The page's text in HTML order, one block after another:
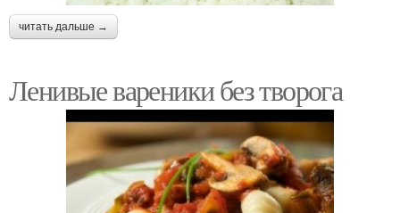
читать дальше →
Ленивые вареники без творога